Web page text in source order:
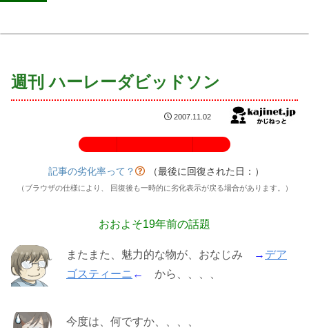
週刊 ハーレーダビッドソン
2007.11.02
記事の劣化率って？ （最後に回復された日： ）
（ブラウザの仕様により、 回復後も一時的に劣化表示が戻る場合があります。）
おおよそ19年前の話題
またまた、魅力的な物が、おなじみ → デア
ゴスティーニ ← から、、、、
今度は、何ですか、、、、